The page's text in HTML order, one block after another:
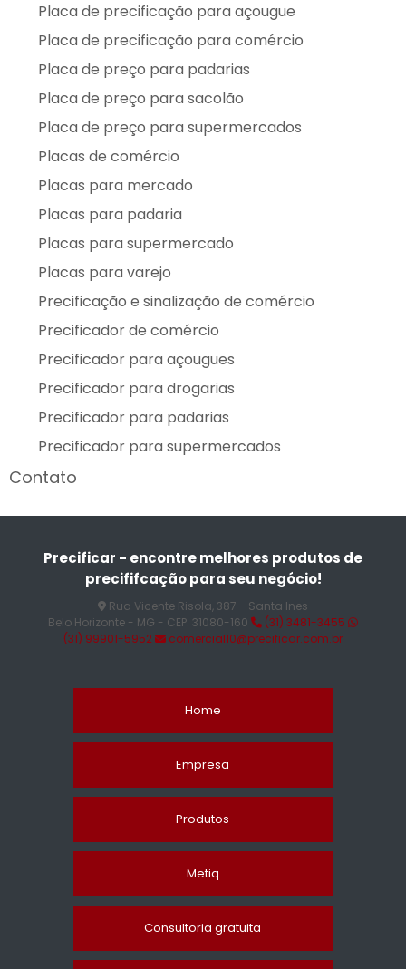
Placa de precificação para açougue
Placa de precificação para comércio
Placa de preço para padarias
Placa de preço para sacolão
Placa de preço para supermercados
Placas de comércio
Placas para mercado
Placas para padaria
Placas para supermercado
Placas para varejo
Precificação e sinalização de comércio
Precificador de comércio
Precificador para açougues
Precificador para drogarias
Precificador para padarias
Precificador para supermercados
Contato
Precificar - encontre melhores produtos de
precififcação para seu negócio!
Rua Vicente Risola, 387 - Santa Ines
Belo Horizonte - MG - CEP: 31080-160
(31) 3481-3455
(31) 99901-5952
comercial10@precificar.com.br
Home
Empresa
Produtos
Metiq
Consultoria gratuita